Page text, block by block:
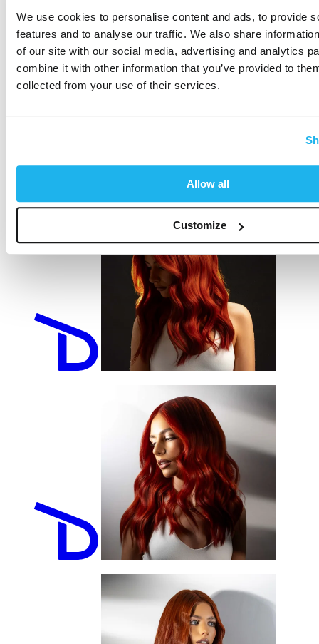
We use cookies to personalise content and ads, to provide
features and to analyse our traffic. We also share
of our site with our social media, advertising and analytics
combine it with other information that you’ve provided to
collected from your use of their services.
Allow all
Customize
appositamente formulate per donare un look brillante e
moderno che esalta la dimensione naturale dei tuoi capelli.
Che tu voglia ravvivare i tuoi naturali toni arancione-ramati,
ravvivarne la vivacità tra una visita dal parrucchiere e l'altra o
esplorare una tonalità completamente nuova, con Directions hai il